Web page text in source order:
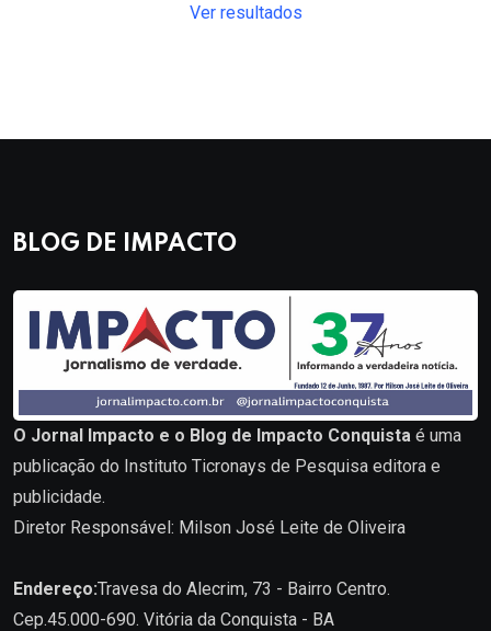
Ver resultados
BLOG DE IMPACTO
O Jornal Impacto e o Blog de Impacto Conquista é uma
publicação do Instituto Ticronays de Pesquisa editora e
publicidade.
Diretor Responsável: Milson José Leite de Oliveira
Endereço:Travesa do Alecrim, 73 - Bairro Centro.
Cep.45.000-690. Vitória da Conquista - BA